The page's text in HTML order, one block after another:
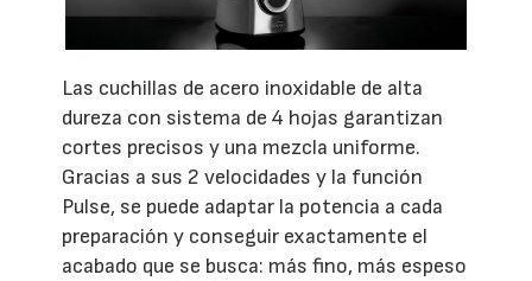
Las cuchillas de acero inoxidable de alta
dureza con sistema de 4 hojas garantizan
cortes precisos y una mezcla uniforme.
Gracias a sus 2 velocidades y la función
Pulse, se puede adaptar la potencia a cada
preparación y conseguir exactamente el
acabado que se busca: más fino, más espeso